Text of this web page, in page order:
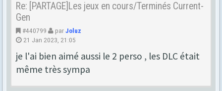
Re: [PARTAGE]Les jeux en cours/Terminés Current-
Gen
#440799 parJoluz
21 Jan 2023, 21:05
je l'ai bien aimé aussi le 2 perso , les DLC était
même très sympa